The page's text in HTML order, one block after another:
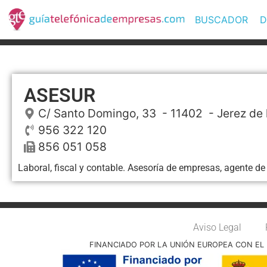
BUSCADOR
ASESUR
C/ Santo Domingo, 33 - 11402 - Jerez de
956 322 120
856 051 058
Laboral, fiscal y contable. Asesoría de empresas, agente
Aviso Legal
FINANCIADO POR LA UNIÓN EUROPEA CON